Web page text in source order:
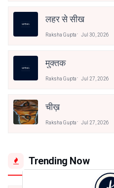
लहर से सीख
Raksha Gupta Jul 30, 2026
मुक्तक
Raksha Gupta Jul 27, 2026
चीख़
Raksha Gupta Jul 27, 2026
Trending Now